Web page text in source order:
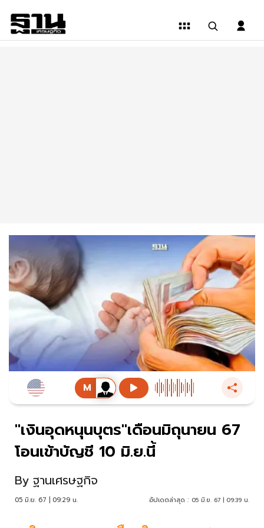
"เงินอุดหนุนบุตร"เดือนมิถุนายน 67
โอนเข้าบัญชี 10 มิ.ย.นี้
By ฐานเศรษฐกิจ
05 มิ.ย. 67 | 09:29 น. อัปเดตล่าสุด : 05 มิ.ย. 67 | 09:39 น.